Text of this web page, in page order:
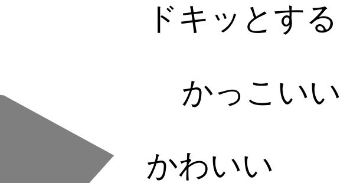
ドキッとする
かっこいい
かわいい